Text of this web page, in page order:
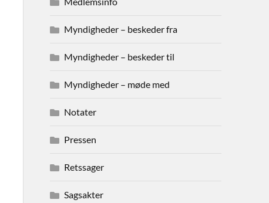
Myndigheder – beskeder fra
Myndigheder – beskeder til
Myndigheder – møde med
Notater
Pressen
Retssager
Sagsakter